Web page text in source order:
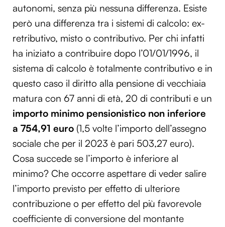
autonomi, senza più nessuna differenza. Esiste
però una differenza tra i sistemi di calcolo: ex-
retributivo, misto o contributivo. Per chi infatti
ha iniziato a contribuire dopo l’01/01/1996, il
sistema di calcolo è totalmente contributivo e in
questo caso il diritto alla pensione di vecchiaia
matura con 67 anni di età, 20 di contributi e un
importo minimo pensionistico non inferiore
a 754,91 euro (1,5 volte l’importo dell’assegno
sociale che per il 2023 è pari 503,27 euro).
Cosa succede se l’importo è inferiore al
minimo? Che occorre aspettare di veder salire
l’importo previsto per effetto di ulteriore
contribuzione o per effetto del più favorevole
coefficiente di conversione del montante